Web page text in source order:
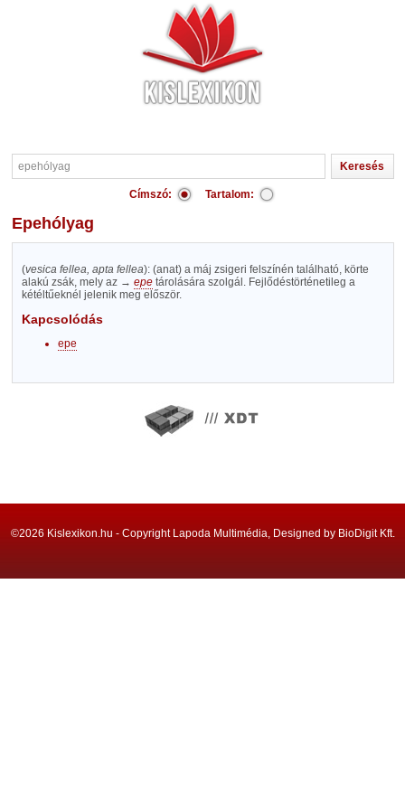
Címszó: Tartalom:
epehólyag
(vesica fellea, apta fellea): (anat) a máj zsigeri felszínén található, körte
alakú zsák, mely az → epetárolására szolgál. Fejlődéstörténetileg a
kétéltűeknél jelenik meg először.
Kapcsolódás
epe
©2026 Kislexikon.hu - Copyright Lapoda Multimédia, Designed by BioDigit Kft.